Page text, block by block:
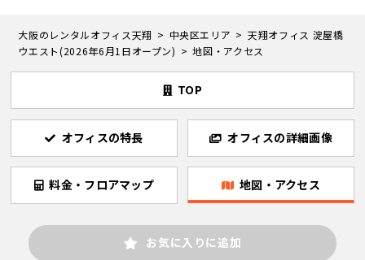
大阪のレンタルオフィス天翔 中央区エリア
天翔オフィス 淀屋橋
ウエスト(2026年6月1日オープン)
地図・アクセス
TOP
オフィスの特長 オフィスの詳細画像
料金・フロアマップ 地図・アクセス
お気に入りに追加